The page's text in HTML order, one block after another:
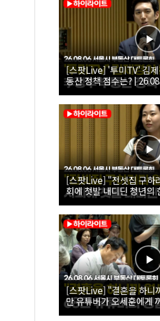
[스팟Live] '투미TV' 김
동산 정책 점수는? |
대토론회
[스팟Live] "전셋집 구하
회에 첫발 내디딘 청년의
시 부동산 대토론회
[스팟Live] "결혼을 하니
만 유튜버가 오세훈에게
26.08.06 서울시 부동산